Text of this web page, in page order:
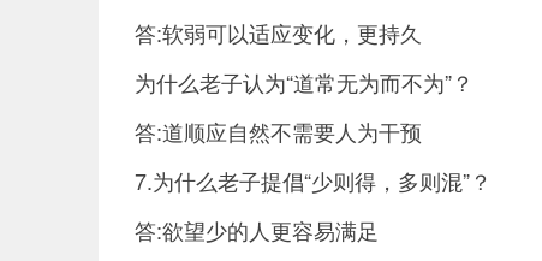
答:软弱可以适应变化，更持久
为什么老子认为“道常无为而不为”？
答:道顺应自然不需要人为干预
7.为什么老子提倡“少则得，多则混”？
答:欲望少的人更容易满足